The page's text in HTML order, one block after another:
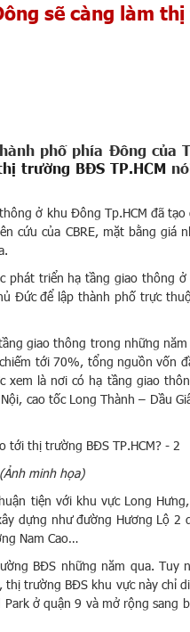
sẽ càng làm
phố phía Đông của
trường BĐS TP.HCM
ở khu Đông Tp.HCM đã tạo
cứu của CBRE, mặt bằng giá
phát triển hạ tầng giao thông
Đức để lập thành phố trực
giao thông trong những
tới 70%, tổng nguồn vốn
là nơi có hạ tầng giao
cao tốc Long Thành – Dầu
(Ảnh minh họa)
tiện với khu vực Long
dựng như đường Hương Lộ 2
Nam Cao…
BĐS những năm qua. Tuy
trường BĐS khu vực này chỉ
ở quận 9 và mở rộng sang